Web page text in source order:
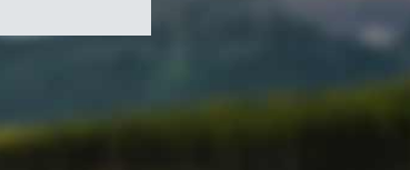
gouvernement
du